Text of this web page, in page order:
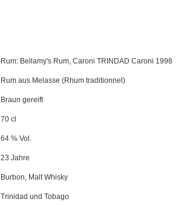
Rum: Bellamy's Rum, Caroni TRINDAD Caroni 1998
Rum aus Melasse (Rhum traditionnel)
Braun gereift
70 cl
64 % Vol.
23 Jahre
Burbon, Malt Whisky
Trinidad und Tobago